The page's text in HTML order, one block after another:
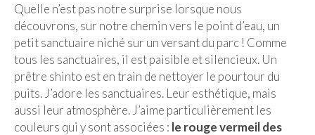
Quelle n’est pas notre surprise lorsque nous
découvrons, sur notre chemin vers le point d’eau, un
petit sanctuaire niché sur un versant du parc ! Comme
tous les sanctuaires, il est paisible et silencieux. Un
prêtre shinto est en train de nettoyer le pourtour du
puits. J’adore les sanctuaires. Leur esthétique, mais
aussi leur atmosphère. J’aime particulièrement les
couleurs qui y sont associées : le rouge vermeil des